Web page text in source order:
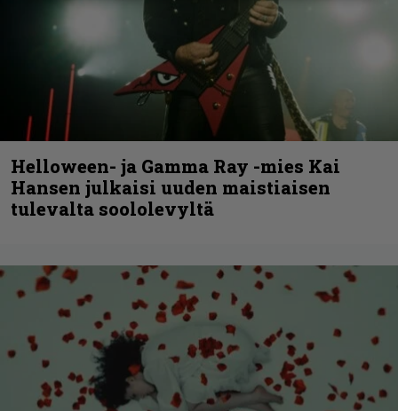
Helloween- ja Gamma Ray -mies Kai
Hansen julkaisi uuden maistiaisen
tulevalta soololevyltä